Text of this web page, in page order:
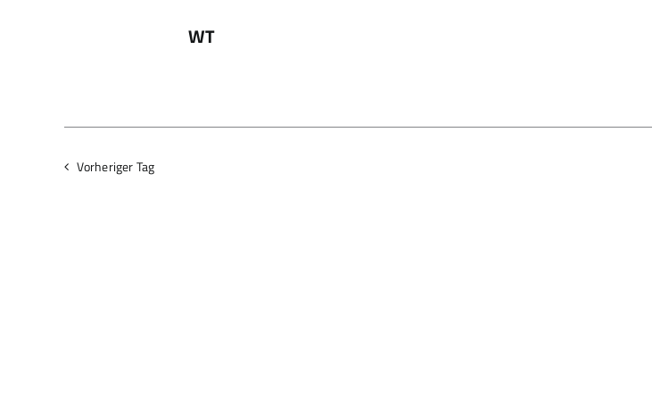
WT
Vorheriger Tag